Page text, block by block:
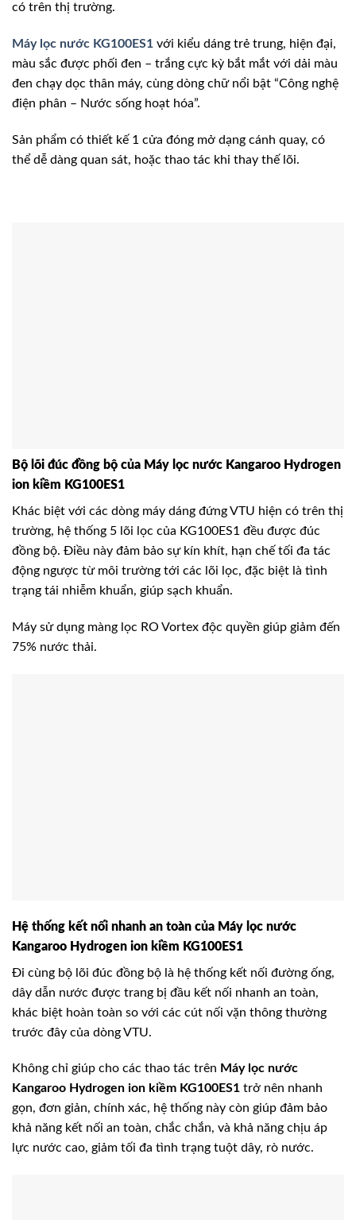
có trên thị trường.
Máy lọc nước KG100ES1 với kiểu dáng trẻ trung, hiện đại,
màu sắc được phối đen – trắng cực kỳ bắt mắt với dải màu
đen chạy dọc thân máy, cùng dòng chữ nổi bật “Công nghệ
điện phân – Nước sống hoạt hóa”.
Sản phẩm có thiết kế 1 cửa đóng mở dạng cánh quay, có
thể dễ dàng quan sát, hoặc thao tác khi thay thế lõi.
Bộ lõi đúc đồng bộ của Máy lọc nước Kangaroo Hydrogen
ion kiềm KG100ES1
Khác biệt với các dòng máy dáng đứng VTU hiện có trên thị
trường, hệ thống 5 lõi lọc của KG100ES1 đều được đúc
đồng bộ. Điều này đảm bảo sự kín khít, hạn chế tối đa tác
động ngược từ môi trường tới các lõi lọc, đặc biệt là tình
trạng tái nhiễm khuẩn, giúp sạch khuẩn.
Máy sử dụng màng lọc RO Vortex độc quyền giúp giảm đến
75% nước thải.
Hệ thống kết nối nhanh an toàn của Máy lọc nước
Kangaroo Hydrogen ion kiềm KG100ES1
Đi cùng bộ lõi đúc đồng bộ là hệ thống kết nối đường ống,
dây dẫn nước được trang bị đầu kết nối nhanh an toàn,
khác biệt hoàn toàn so với các cút nối vặn thông thường
trước đây của dòng VTU.
Không chỉ giúp cho các thao tác trên Máy lọc nước
Kangaroo Hydrogen ion kiềm KG100ES1 trở nên nhanh
gọn, đơn giản, chính xác, hệ thống này còn giúp đảm bảo
khả năng kết nối an toàn, chắc chắn, và khả năng chịu áp
lực nước cao, giảm tối đa tình trạng tuột dây, rò nước.